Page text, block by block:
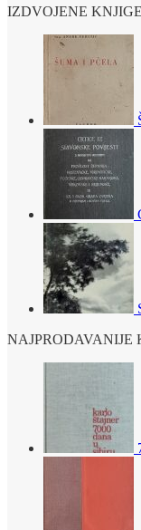
IZDVOJENE KNJIGE
NAJPRODAVANIJE